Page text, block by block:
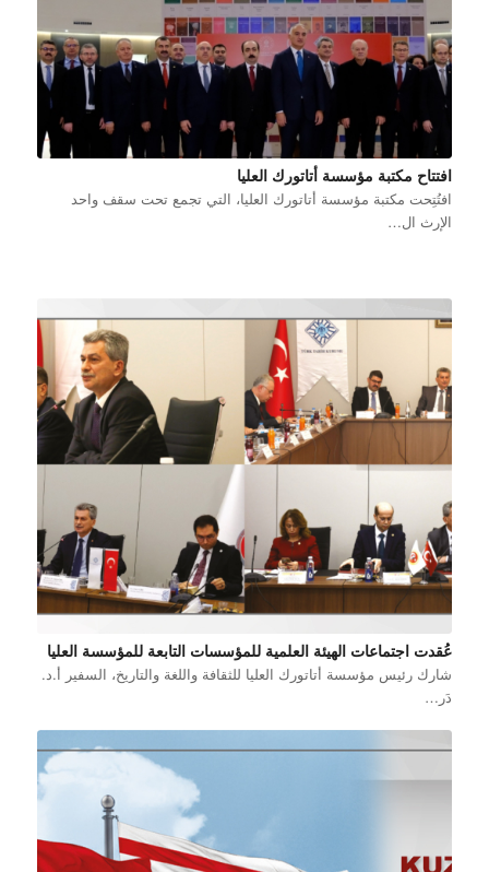
افتتاح مكتبة مؤسسة أتاتورك العليا
افتُتِحت مكتبة مؤسسة أتاتورك العليا، التي تجمع تحت سقف واحد
الإرث ال…
عُقدت اجتماعات الهيئة العلمية للمؤسسات التابعة للمؤسسة العليا
شارك رئيس مؤسسة أتاتورك العليا للثقافة واللغة والتاريخ، السفير أ.د.
دَر…